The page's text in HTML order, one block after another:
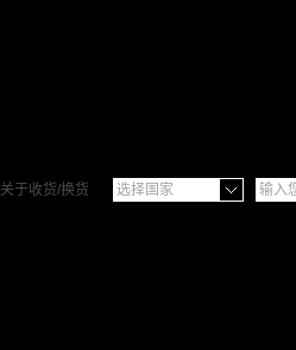
关于收货/换货 选择国家